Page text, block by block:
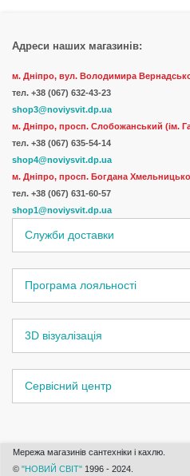
Адреси наших магазинів:
м. Дніпро, вул. Володимира
тел. +38 (067) 632-43-23
shop3@noviysvit.dp.ua
м. Дніпро, просп. Слобожанський (ім.
тел. +38 (067) 635-54-14
shop4@noviysvit.dp.ua
м. Дніпро, просп. Богдана
тел. +38 (067) 631-60-57
shop1@noviysvit.dp.ua
Служби доставки
Програма лояльності
3D візуалізація
Сервісний центр
Мережа магазинів сантехніки і кахлю.
© "НОВИЙ СВІТ" 1996 - 2024.